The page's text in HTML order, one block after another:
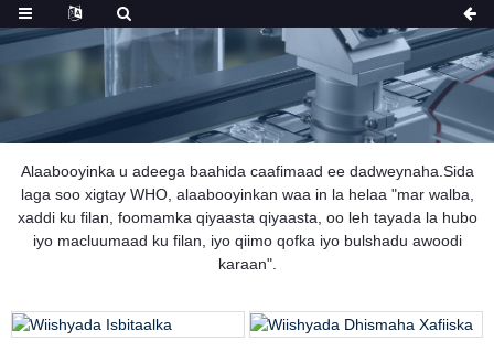
Alaabooyinka u adeega baahida caafimaad ee dadweynaha.Sida
laga soo xigtay WHO, alaabooyinkan waa in la helaa "mar walba,
xaddi ku filan, foomamka qiyaasta qiyaasta, oo leh tayada la hubo
iyo macluumaad ku filan, iyo qiimo qofka iyo bulshadu awoodi
karaan".